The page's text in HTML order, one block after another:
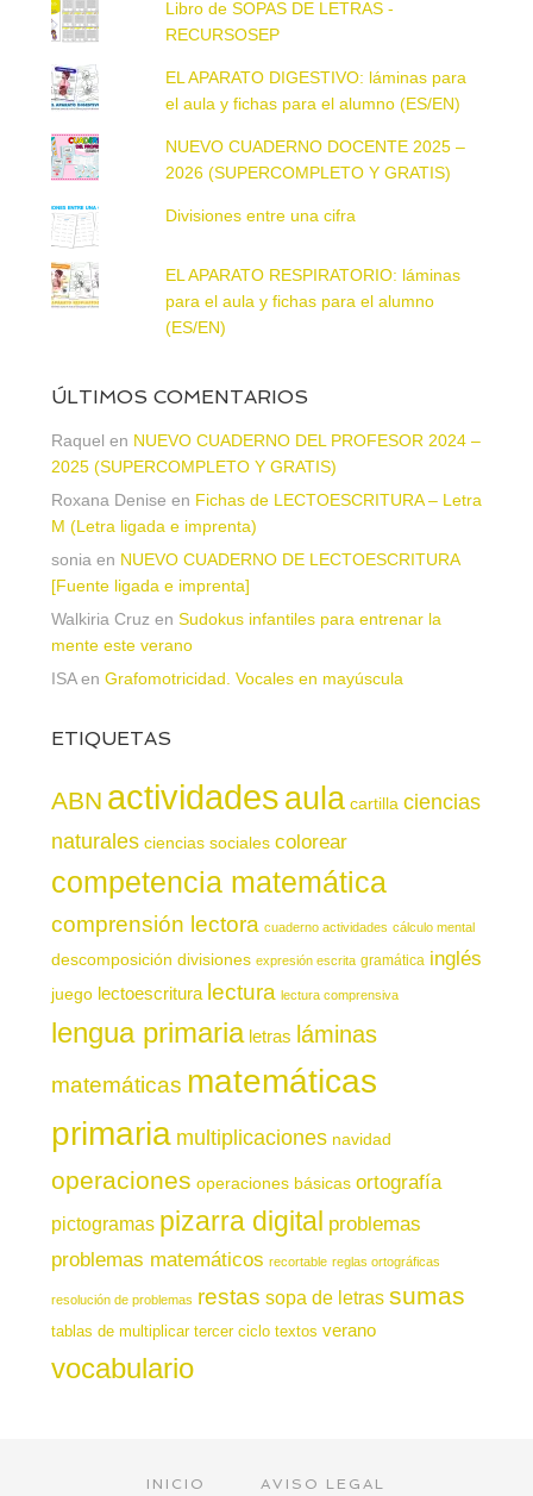
Libro de SOPAS DE LETRAS -
RECURSOSEP
EL APARATO DIGESTIVO: láminas para
el aula y fichas para el alumno (ES/EN)
NUEVO CUADERNO DOCENTE 2025 –
2026 (SUPERCOMPLETO Y GRATIS)
Divisiones entre una cifra
EL APARATO RESPIRATORIO: láminas
para el aula y fichas para el alumno
(ES/EN)
ÚLTIMOS COMENTARIOS
Raquel en NUEVO CUADERNO DEL PROFESOR 2024 –
2025 (SUPERCOMPLETO Y GRATIS)
Roxana Denise en Fichas de LECTOESCRITURA – Letra
M (Letra ligada e imprenta)
sonia en NUEVO CUADERNO DE LECTOESCRITURA
[Fuente ligada e imprenta]
Walkiria Cruz en Sudokus infantiles para entrenar la
mente este verano
ISAen Grafomotricidad. Vocales en mayúscula
ETIQUETAS
ABN actividadesaula cartilla ciencias
naturales ciencias sociales colorear
competencia matemática
comprensión lectora cuaderno actividades cálculo mental
descomposición divisiones expresión escrita gramática inglés
juego lectoescritura lectura lectura comprensiva
lengua primaria letras láminas
matemáticas matemáticas
primaria multiplicaciones navidad
operaciones operaciones básicas ortografía
pictogramas pizarra digital problemas
problemas matemáticos recortable reglas ortográficas
resolución de problemas restas sopa de letras sumas
tablas de multiplicar tercer ciclo textos verano
vocabulario
INICIO AVISO LEGAL